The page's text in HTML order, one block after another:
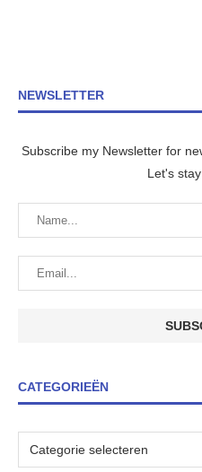
NEWSLETTER
Subscribe my Newsletter for
Let's
CATEGORIEËN